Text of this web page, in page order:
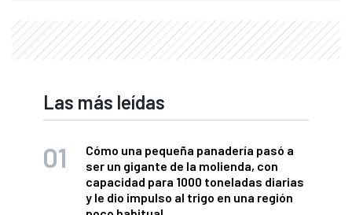
Las más leídas
Cómo una pequeña panadería pasó a
ser un gigante de la molienda, con
capacidad para 1000 toneladas diarias
y le dio impulso al trigo en una región